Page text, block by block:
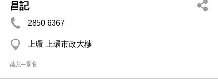
昌記
2850 6367
上環 上環市政大樓
蔬菜─零售